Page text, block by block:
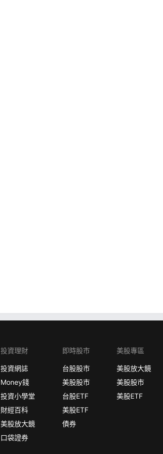
投資理財
投資網誌
Money錢
投資小學堂
財經百科
美股放大鏡
口袋證券
即時股市
台股股市
美股股市
台股ETF
美股ETF
債券
美股專區
美股放大鏡
美股股市
美股ETF